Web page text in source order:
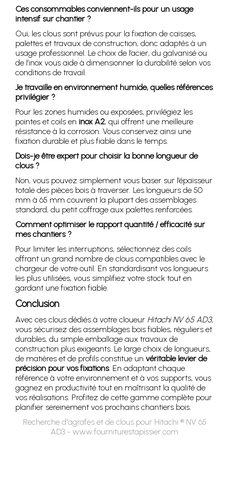
Ces consommables conviennent-ils pour un usage
intensif sur chantier ?
Oui, les clous sont prévus pour la fixation de caisses,
palettes et travaux de construction, donc adaptés à un
usage professionnel. Le choix de l’acier, du galvanisé ou
de l’inox vous aide à dimensionner la durabilité selon vos
conditions de travail.
Je travaille en environnement humide, quelles références
privilégier ?
Pour les zones humides ou exposées, privilégiez les
pointes et coils en inox A2, qui offrent une meilleure
résistance à la corrosion. Vous conservez ainsi une
fixation durable et plus fiable dans le temps.
Dois-je être expert pour choisir la bonne longueur de
clous ?
Non, vous pouvez simplement vous baser sur l’épaisseur
totale des pièces bois à traverser. Les longueurs de 50
mm à 65 mm couvrent la plupart des assemblages
standard, du petit coffrage aux palettes renforcées.
Comment optimiser le rapport quantité / efficacité sur
mes chantiers ?
Pour limiter les interruptions, sélectionnez des coils
offrant un grand nombre de clous compatibles avec le
chargeur de votre outil. En standardisant vos longueurs
les plus utilisées, vous simplifiez votre stock tout en
gardant une fixation fiable.
Conclusion
Avec ces clous dédiés à votre cloueur Hitachi NV 65 AD3,
vous sécurisez des assemblages bois fiables, réguliers et
durables, du simple emballage aux travaux de
construction plus exigeants. Le large choix de longueurs,
de matières et de profils constitue un véritable levier de
précision pour vos fixations. En adaptant chaque
référence à votre environnement et à vos supports, vous
gagnez en productivité tout en maîtrisant la qualité de
vos réalisations. Profitez de cette gamme complète pour
planifier sereinement vos prochains chantiers bois.
Recherche d'agrafes et de clous pour Hitachi ® NV 65
AD3 - www.fourniturestapissier.com